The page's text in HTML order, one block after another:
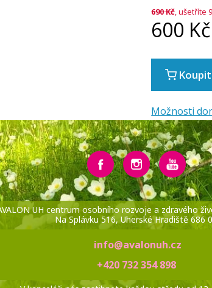
690Kč, ušetříte
600 Kč
Koupit
Možnosti
UH centrum osobního rozvoje a zdravého
Na Splávku 516, Uherské Hradiště 686
info@avalonuh.cz
+420 732 354 898